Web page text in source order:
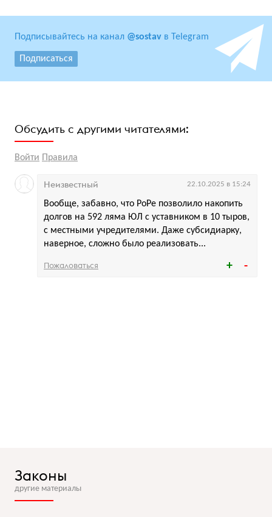
Подписывайтесь на канал @sostav в Telegram
Подписаться
Обсудить с другими читателями:
Войти Правила
Вообще, забавно, что РоРе позволило накопить
долгов на 592 ляма ЮЛ с уставником в 10 тыров,
с местными учредителями. Даже субсидиарку,
наверное, сложно было реализовать...
Неизвестный 22.10.2025 в 15:24
Пожаловаться
Законы
другие материалы